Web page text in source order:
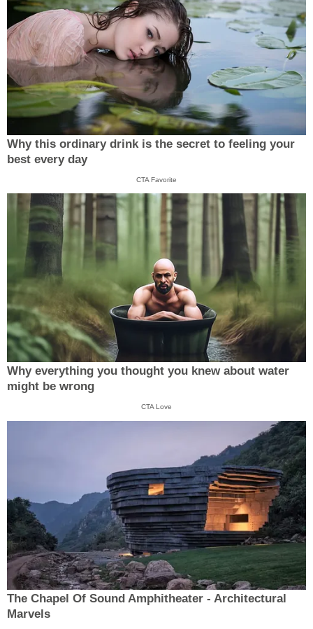
Why this ordinary drink is the secret to feeling your
best every day
CTA Favorite
Why everything you thought you knew about water
might be wrong
CTA Love
The Chapel Of Sound Amphitheater - Architectural
Marvels